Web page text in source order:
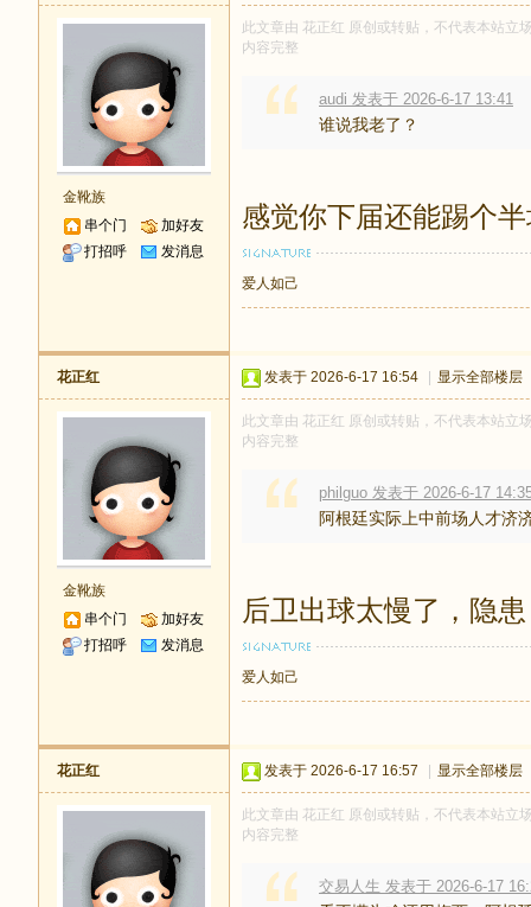
金靴族
串个门
加好友
打招呼
发消息
此文章由 花正红 原创或转贴，不代表本站立
内容完整
audi 发表于 2026-6-17 13:41
谁说我老了？
感觉你下届还能踢个
爱人如己
花正红
金靴族
串个门
加好友
打招呼
发消息
发表于 2026-6-17 16:54 显示全部楼层
此文章由 花正红 原创或转贴，不代表本站立
内容完整
philguo 发表于 2026-6-17
阿根廷实际上中前场人才济
后卫出球太慢了，隐
爱人如己
花正红 发表于 2026-6-17 16:57 显示全部楼层
此文章由 花正红 原创或转贴，不代表本站立
内容完整
交易人生 发表于 2026-6-17